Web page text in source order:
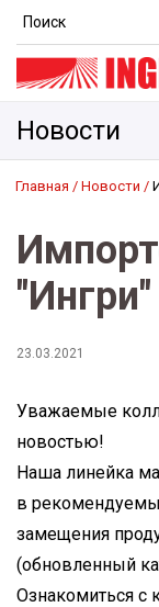
Поиск
Новости
Главная Новости
"Ингри"
23.03.2021
Уважаемые
новостью!
Наша линейка
в
замещения
(обновленный
Ознакомиться с